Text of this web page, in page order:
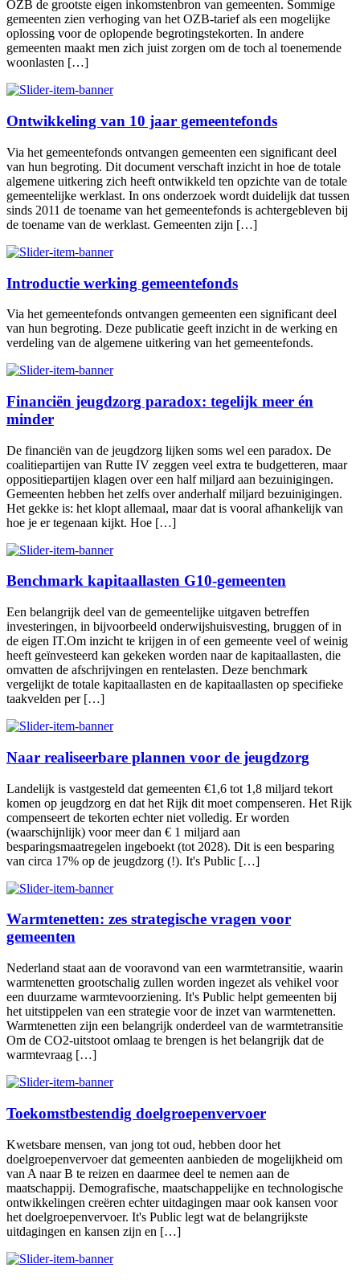
OZB de grootste eigen inkomstenbron van gemeenten. Sommige
gemeenten zien verhoging van het OZB-tarief als een mogelijke
oplossing voor de oplopende begrotingstekorten. In andere
gemeenten maakt men zich juist zorgen om de toch al toenemende
woonlasten […]
Ontwikkeling van 10 jaar gemeentefonds
Via het gemeentefonds ontvangen gemeenten een significant deel
van hun begroting. Dit document verschaft inzicht in hoe de totale
algemene uitkering zich heeft ontwikkeld ten opzichte van de totale
gemeentelijke werklast. In ons onderzoek wordt duidelijk dat tussen
sinds 2011 de toename van het gemeentefonds is achtergebleven bij
de toename van de werklast. Gemeenten zijn […]
Introductie werking gemeentefonds
Via het gemeentefonds ontvangen gemeenten een significant deel
van hun begroting. Deze publicatie geeft inzicht in de werking en
verdeling van de algemene uitkering van het gemeentefonds.
Financiën jeugdzorg paradox: tegelijk meer én
minder
De financiën van de jeugdzorg lijken soms wel een paradox. De
coalitiepartijen van Rutte IV zeggen veel extra te budgetteren, maar
oppositiepartijen klagen over een half miljard aan bezuinigingen.
Gemeenten hebben het zelfs over anderhalf miljard bezuinigingen.
Het gekke is: het klopt allemaal, maar dat is vooral afhankelijk van
hoe je er tegenaan kijkt. Hoe […]
Benchmark kapitaallasten G10-gemeenten
Een belangrijk deel van de gemeentelijke uitgaven betreffen
investeringen, in bijvoorbeeld onderwijshuisvesting, bruggen of in
de eigen IT.Om inzicht te krijgen in of een gemeente veel of weinig
heeft geïnvesteerd kan gekeken worden naar de kapitaallasten, die
omvatten de afschrijvingen en rentelasten. Deze benchmark
vergelijkt de totale kapitaallasten en de kapitaallasten op specifieke
taakvelden per […]
Naar realiseerbare plannen voor de jeugdzorg
Landelijk is vastgesteld dat gemeenten €1,6 tot 1,8 miljard tekort
komen op jeugdzorg en dat het Rijk dit moet compenseren. Het Rijk
compenseert de tekorten echter niet volledig. Er worden
(waarschijnlijk) voor meer dan € 1 miljard aan
besparingsmaatregelen ingeboekt (tot 2028). Dit is een besparing
van circa 17% op de jeugdzorg (!). It's Public […]
Warmtenetten: zes strategische vragen voor
gemeenten
Nederland staat aan de vooravond van een warmtetransitie, waarin
warmtenetten grootschalig zullen worden ingezet als vehikel voor
een duurzame warmtevoorziening. It's Public helpt gemeenten bij
het uitstippelen van een strategie voor de inzet van warmtenetten.
Warmtenetten zijn een belangrijk onderdeel van de warmtetransitie
Om de CO2-uitstoot omlaag te brengen is het belangrijk dat de
warmtevraag […]
Toekomstbestendig doelgroepenvervoer
Kwetsbare mensen, van jong tot oud, hebben door het
doelgroepenvervoer dat gemeenten aanbieden de mogelijkheid om
van A naar B te reizen en daarmee deel te nemen aan de
maatschappij. Demografische, maatschappelijke en technologische
ontwikkelingen creëren echter uitdagingen maar ook kansen voor
het doelgroepenvervoer. It's Public legt wat de belangrijkste
uitdagingen en kansen zijn en […]